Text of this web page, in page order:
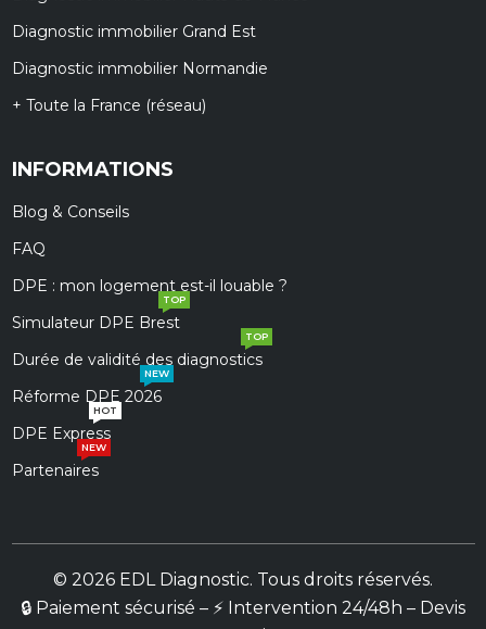
Diagnostic immobilier Grand Est
Diagnostic immobilier Normandie
+ Toute la France (réseau)
INFORMATIONS
Blog & Conseils
FAQ
DPE : mon logement est-il louable ?
Simulateur DPE Brest
TOP
Durée de validité des diagnostics
TOP
Réforme DPE 2026
NEW
DPE Express
HOT
Partenaires
NEW
© 2026 EDL Diagnostic. Tous droits réservés.
🔒 Paiement sécurisé – ⚡ Intervention 24/48h – Devis